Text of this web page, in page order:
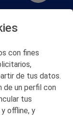
con fines
de tus datos.
de un perfil con
tus
offline, y